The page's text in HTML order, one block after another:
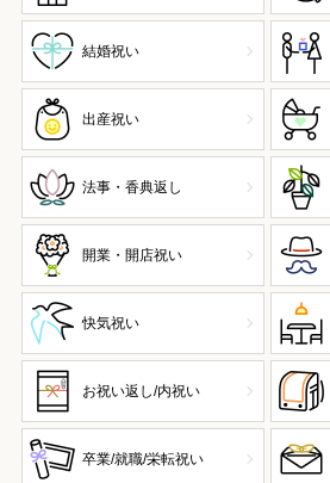
結婚祝い
出産祝い
法事・香典返し
開業・開店祝い
快気祝い
お祝い返し/内祝い
卒業/就職/栄転祝い